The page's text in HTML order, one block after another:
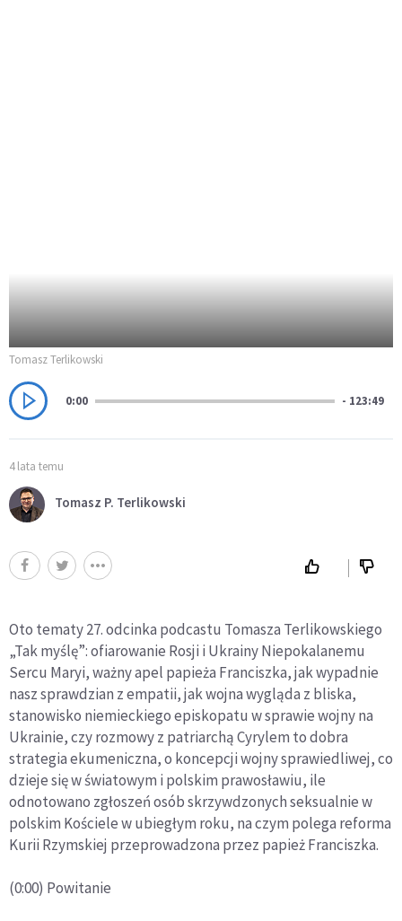
Tomasz Terlikowski
0:00 - 123:49
4 lata temu
Tomasz P. Terlikowski
Oto tematy 27. odcinka podcastu Tomasza Terlikowskiego
„Tak myślę”: ofiarowanie Rosji i Ukrainy Niepokalanemu
Sercu Maryi, ważny apel papieża Franciszka, jak wypadnie
nasz sprawdzian z empatii, jak wojna wygląda z bliska,
stanowisko niemieckiego episkopatu w sprawie wojny na
Ukrainie, czy rozmowy z patriarchą Cyrylem to dobra
strategia ekumeniczna, o koncepcji wojny sprawiedliwej, co
dzieje się w światowym i polskim prawosławiu, ile
odnotowano zgłoszeń osób skrzywdzonych seksualnie w
polskim Kościele w ubiegłym roku, na czym polega reforma
Kurii Rzymskiej przeprowadzona przez papież Franciszka.
(0:00) Powitanie